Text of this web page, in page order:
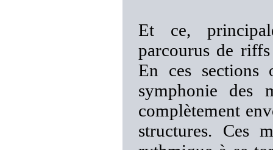
Et ce,
parcourus de
En ces sections
symphonie des
complètement
structures. Ces